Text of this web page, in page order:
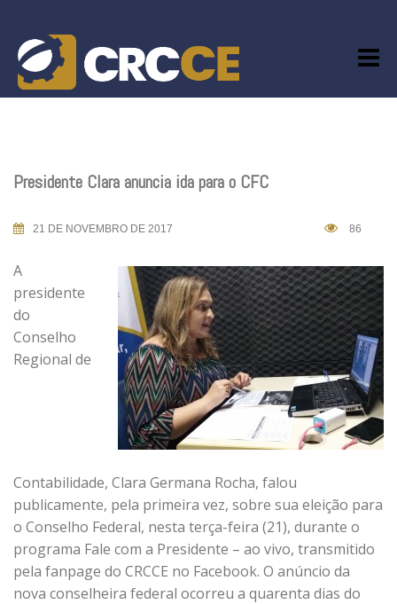
content
Presidente Clara anuncia ida para o CFC
21 DE NOVEMBRO DE 2017 86
A
presidente
do
Conselho
Regional de
Contabilidade, Clara Germana Rocha, falou
publicamente, pela primeira vez, sobre sua eleição para
o Conselho Federal, nesta terça-feira (21), durante o
programa Fale com a Presidente – ao vivo, transmitido
pela fanpage do CRCCE no Facebook. O anúncio da
nova conselheira federal ocorreu a quarenta dias do